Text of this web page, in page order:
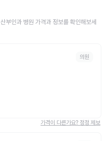
산부인과 병원 가격과 정보를 확인해보세
의원
가격이 다른가요? 정정 제보